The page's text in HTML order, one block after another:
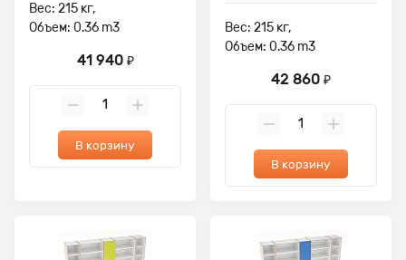
Вес: 215 кг,
Объем: 0.36 m3
41 940 ₽
В корзину
Вес: 215 кг,
Объем: 0.36 m3
42 860 ₽
В корзину